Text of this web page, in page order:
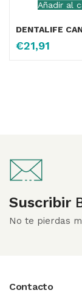
Añadir al
€21,91
Suscribir
No te pierdas
Contacto